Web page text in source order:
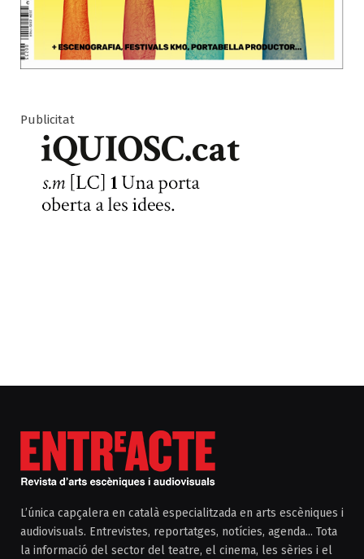
Publicitat
L’única capçalera en català especialitzada en arts escèniques i
audiovisuals. Entrevistes, reportatges, notícies, agenda... Tota
la informació del sector del teatre, el cinema, les sèries i el